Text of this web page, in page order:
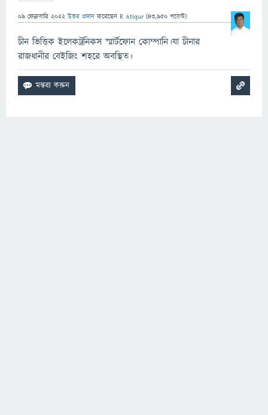
09 ফেব্রুয়ারি 2022 উত্তর প্রদান করেছেন R Atiqur (43,950 পয়েন্ট)
চীন ভিত্তিক ইলেকট্রনিকস স্মার্টফোন কোম্পানি।যা চীনার
রাজধানীর বেইজিং শহরে অবস্থিত।